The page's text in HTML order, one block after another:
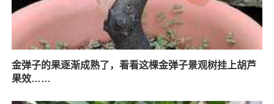
金弹子的果逐渐成熟了，看看这棵金弹子景观树挂上胡芦
果效……